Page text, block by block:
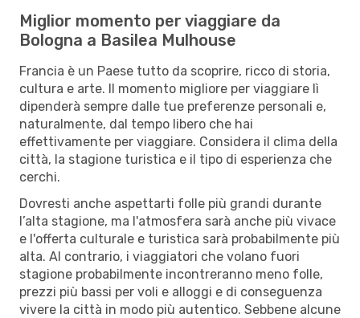
Miglior momento per viaggiare da
Bologna a Basilea Mulhouse
Francia è un Paese tutto da scoprire, ricco di storia,
cultura e arte. Il momento migliore per viaggiare lì
dipenderà sempre dalle tue preferenze personali e,
naturalmente, dal tempo libero che hai
effettivamente per viaggiare. Considera il clima della
città, la stagione turistica e il tipo di esperienza che
cerchi.
Dovresti anche aspettarti folle più grandi durante
l’alta stagione, ma l'atmosfera sarà anche più vivace
e l'offerta culturale e turistica sarà probabilmente più
alta. Al contrario, i viaggiatori che volano fuori
stagione probabilmente incontreranno meno folle,
prezzi più bassi per voli e alloggi e di conseguenza
vivere la città in modo più autentico. Sebbene alcune